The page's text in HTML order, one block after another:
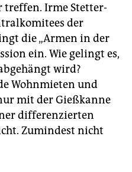
treffen. Irme Stetter-
der
die „Armen in der
ein. Wie gelingt es,
wird?
Wohnmieten und
mit der Gießkanne
differenzierten
Zumindest nicht